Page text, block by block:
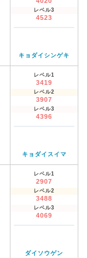
レベル3
4523
キョダイシンゲキ
レベル1
3419
レベル2
3907
レベル3
4396
キョダイスイマ
レベル1
2907
レベル2
3488
レベル3
4069
ダイソウゲン